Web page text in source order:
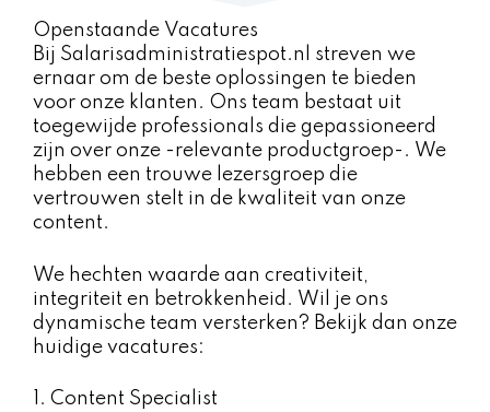
Openstaande Vacatures
Bij Salarisadministratiespot.nl streven we
ernaar om de beste oplossingen te bieden
voor onze klanten. Ons team bestaat uit
toegewijde professionals die gepassioneerd
zijn over onze -relevante productgroep-. We
hebben een trouwe lezersgroep die
vertrouwen stelt in de kwaliteit van onze
content.
We hechten waarde aan creativiteit,
integriteit en betrokkenheid. Wil je ons
dynamische team versterken? Bekijk dan onze
huidige vacatures:
1. Content Specialist